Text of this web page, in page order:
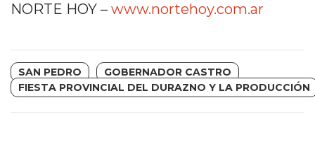
MEJOR
GIMNASIO
DE
NORTE HOY – www.nortehoy.com.ar
SAN PEDRO
GOBERNADOR CASTRO
FIESTA PROVINCIAL DEL DURAZNO Y LA PRODUCCIÓN